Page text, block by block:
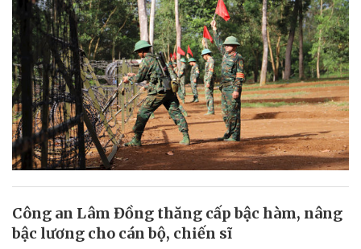
Công an Lâm Đồng thăng cấp bậc hàm, nâng
bậc lương cho cán bộ, chiến sĩ